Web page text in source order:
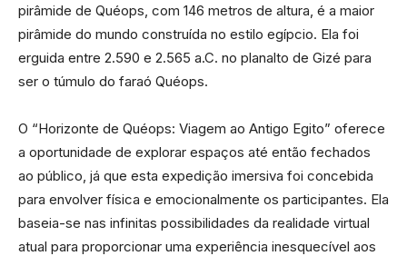
pirâmide de Quéops, com 146 metros de altura, é a maior
pirâmide do mundo construída no estilo egípcio. Ela foi
erguida entre 2.590 e 2.565 a.C. no planalto de Gizé para
ser o túmulo do faraó Quéops.
O “Horizonte de Quéops: Viagem ao Antigo Egito” oferece
a oportunidade de explorar espaços até então fechados
ao público, já que esta expedição imersiva foi concebida
para envolver física e emocionalmente os participantes. Ela
baseia-se nas infinitas possibilidades da realidade virtual
atual para proporcionar uma experiência inesquecível aos